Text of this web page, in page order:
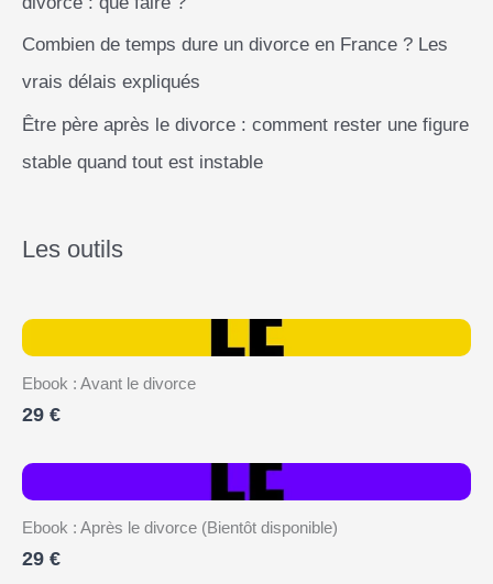
Combien de temps dure un divorce en France ? Les
vrais délais expliqués
Être père après le divorce : comment rester une figure
stable quand tout est instable
Les outils
Ebook : Avant le divorce
29 €
Ebook : Après le divorce (Bientôt disponible)
29 €